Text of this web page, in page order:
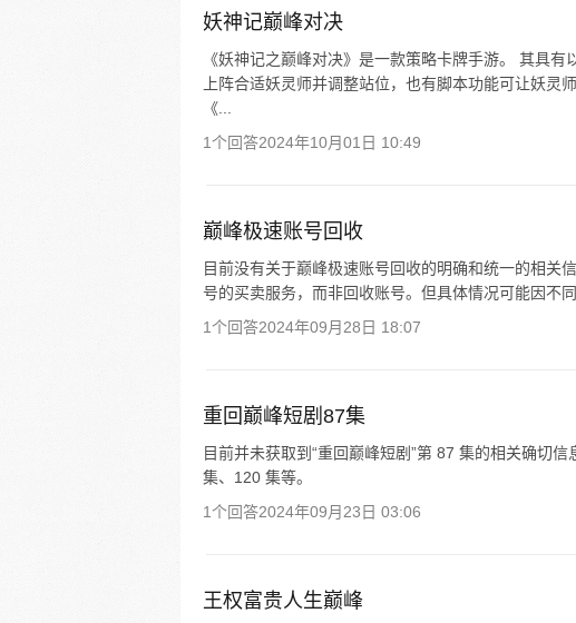
妖神记巅峰对决
《妖神记之巅峰对决》是一款策略卡牌手游。 其具
上阵合适妖灵师并调整站位，也有脚本功能可让妖
《...
1个回答2024年10月01日 10:49
巅峰极速账号回收
目前没有关于巅峰极速账号回收的明确和统一的相关
号的买卖服务，而非回收账号。但具体情况可能因不
1个回答2024年09月28日 18:07
重回巅峰短剧87集
目前并未获取到“重回巅峰短剧”第 87 集的相关确切
集、120 集等。
1个回答2024年09月23日 03:06
王权富贵人生巅峰